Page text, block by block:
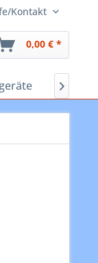
Kontakt
0,00 € *
